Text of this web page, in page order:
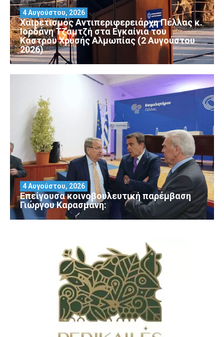
Χαιρετισμός Αντιπεριφερειάρχη Πέλλας κ.
Ιορδάνη Τζαμτζή στα Εγκαίνια του
Κάστρου Χρυσής Αλμωπίας (2 Αυγούστου
2026)
4 Αυγούστου, 2026
Επείγουσα κοινοβουλευτική παρέμβαση
Γιώργου Καρασμάνη:
4 Αυγούστου, 2026